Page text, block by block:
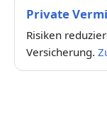
Private
Risiken
Versicherung.